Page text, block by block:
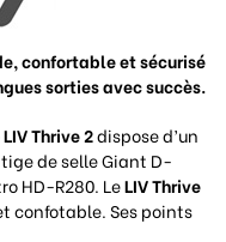
confortable et sécurisé
sorties avec succès.
LIV Thrive 2dispose d’un
de selle Giant D-
HD-R280. LeLIV Thrive
confotable. Ses points